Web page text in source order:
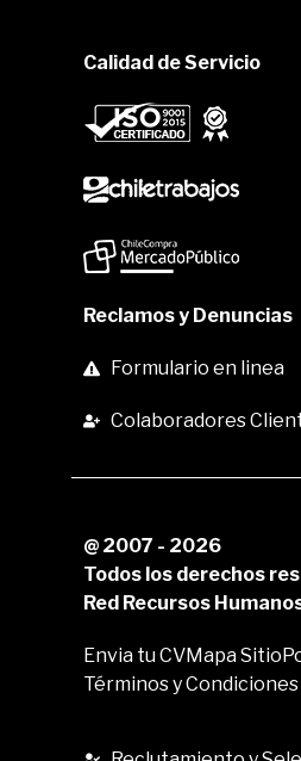
Calidad de Servicio
Reclamos y Denuncias
Formulario en linea
Colaboradores
@ 2007 - 2026
Todos los derechos
Red Recursos
Envia tu CVMapa Sitio
Términos y Condiciones